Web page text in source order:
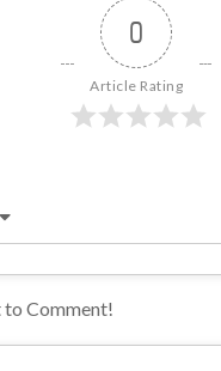
0
Article Rating